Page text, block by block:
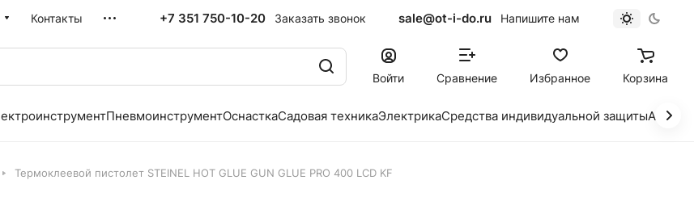
Контакты +7 351 750-10-20 Заказать звонок sale@ot-i-do.ru Напишите нам
Войти Сравнение Избранное Корзина
ПневмоинструментОснасткаСадовая техникаЭлектрикаСредства индивидуальной защиты
Термоклеевой пистолет STEINEL HOT GLUE GUN GLUE PRO 400 LCD KF